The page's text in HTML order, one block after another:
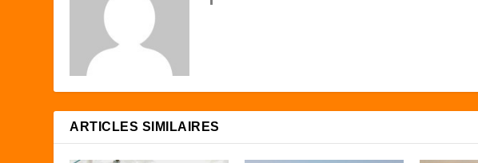
ARTICLES SIMILAIRES